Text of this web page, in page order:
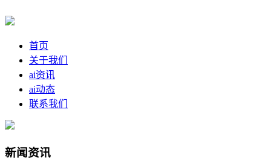
首页
关于我们
ai资讯
ai动态
联系我们
新闻资讯